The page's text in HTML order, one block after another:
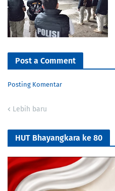
Post a Comment
Posting Komentar
Lebih baru
HUT Bhayangkara ke 80